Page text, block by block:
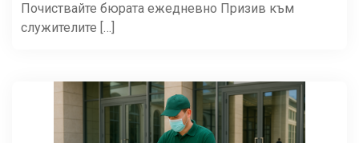
Почиствайте бюрата ежедневно Призив към
служителите […]